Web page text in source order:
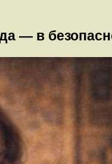
— в